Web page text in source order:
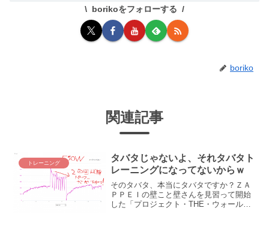
borikoをフォローする
boriko
関連記事
トレーニング
タバタじゃないよ、それタバタト
レーニングになってないからｗ
そのタバタ、本当にタバタですか？ＺＡ
ＰＰＥＩの壁こと壁さんを見習って開始
した「プロジェクト・THE・ウォール」